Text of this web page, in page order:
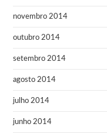
novembro 2014
outubro 2014
setembro 2014
agosto 2014
julho 2014
junho 2014